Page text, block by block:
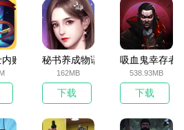
内购破解版秘书养成物语
162MB
下载
吸血鬼幸存者
538.93MB
下载